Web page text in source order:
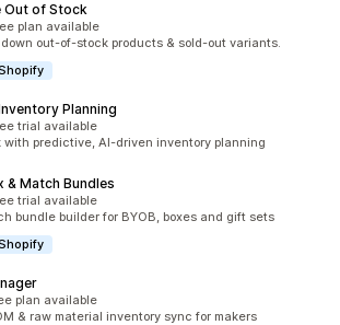
Out of Stock
plan available
down out-of-stock products & sold-out variants.
Planning
trial available
with predictive, AI-driven inventory planning
& Match Bundles
trial available
bundle builder for BYOB, boxes and gift sets
plan available
& raw material inventory sync for makers